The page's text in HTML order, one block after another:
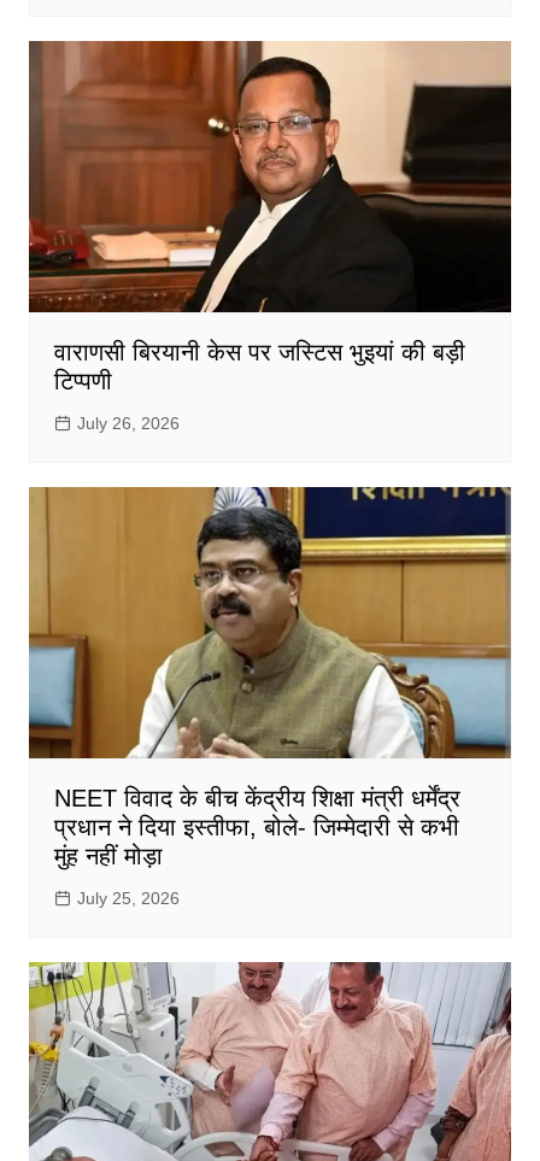
वाराणसी बिरयानी केस पर जस्टिस भुइयां की बड़ी
टिप्पणी
July 26, 2026
NEET विवाद के बीच केंद्रीय शिक्षा मंत्री धर्मेंद्र
प्रधान ने दिया इस्तीफा, बोले- जिम्मेदारी से कभी
मुंह नहीं मोड़ा
July 25, 2026